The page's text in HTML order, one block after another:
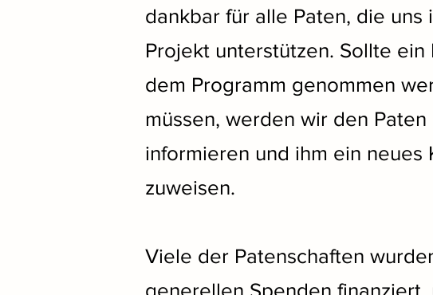
dankbar für alle Paten, die uns
Projekt unterstützen. Sollte ein
dem Programm genommen
müssen, werden wir den Paten
informieren und ihm ein neues
zuweisen.
Viele der Patenschaften
generellen Spenden finanziert,